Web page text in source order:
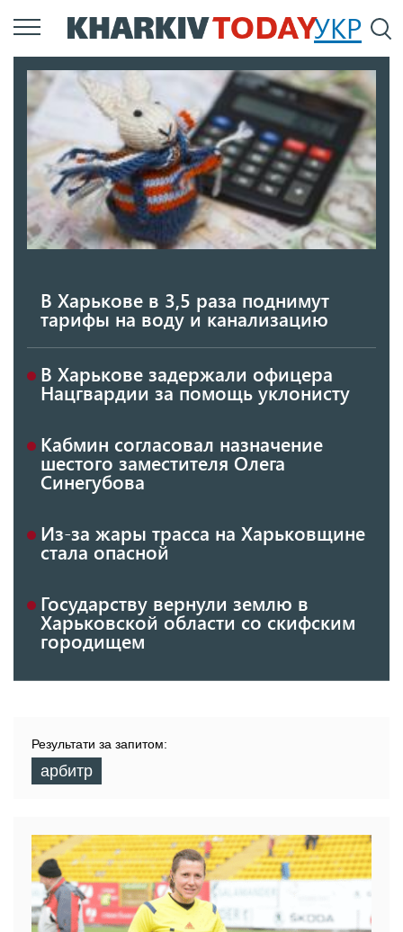
Перейти
к
содержанию
УКР
В Харькове в 3,5 раза поднимут
тарифы на воду и канализацию
В Харькове задержали офицера
Нацгвардии за помощь уклонисту
Кабмин согласовал назначение
шестого заместителя Олега
Синегубова
Из-за жары трасса на Харьковщине
стала опасной
Государству вернули землю в
Харьковской области со скифским
городищем
Результати за запитом:
арбитр